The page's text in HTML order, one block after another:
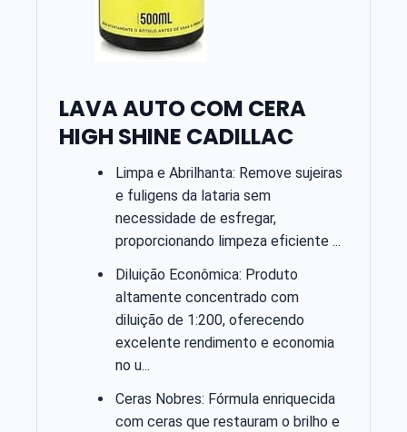
LAVA AUTO COM CERA
HIGH SHINE CADILLAC
Limpa e Abrilhanta: Remove sujeiras
e fuligens da lataria sem
necessidade de esfregar,
proporcionando limpeza eficiente ...
Diluição Econômica: Produto
altamente concentrado com
diluição de 1:200, oferecendo
excelente rendimento e economia
no u...
Ceras Nobres: Fórmula enriquecida
com ceras que restauram o brilho e